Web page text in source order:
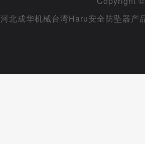
河北成华机械台湾Haru安全防坠器